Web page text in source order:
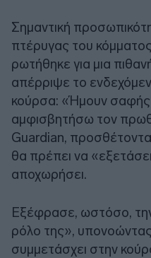
Σημαντική
πτέρυγας του
ρωτήθηκε για μια
απέρριψε το
κούρσα: «Ήμουν σαφής
αμφισβητήσω τον
Guardian,
θα πρέπει να
αποχωρήσει.
Εξέφρασε, ωστόσο,
ρόλο της»,
συμμετάσχει στην